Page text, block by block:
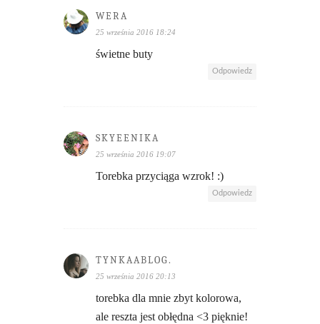
WERA
25 września 2016 18:24
świetne buty
Odpowiedz
SKYEENIKA
25 września 2016 19:07
Torebka przyciąga wzrok! :)
Odpowiedz
TYNKAABLOG.
25 września 2016 20:13
torebka dla mnie zbyt kolorowa,
ale reszta jest obłędna <3 pięknie!